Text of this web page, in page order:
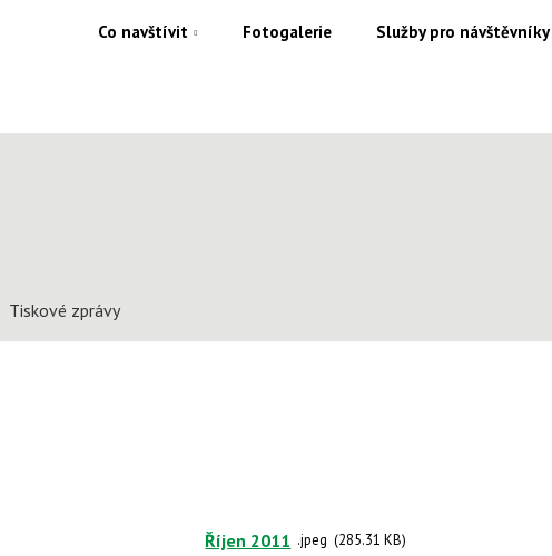
Co navštívit Fotogalerie Služby pro návštěvníky
Tiskové zprávy
Říjen 2011 jpeg 285.31 KB